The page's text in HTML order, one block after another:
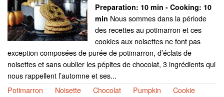
Preparation: 10 min - Cooking: 10
min Nous sommes dans la période
des recettes au potimarron et ces
cookies aux noisettes ne font pas
exception composées de purée de potimarron, d’éclats de
noisettes et sans oublier les pépites de chocolat, 3 ingrédients qui
nous rappellent l’automne et ses...
Potimarron
Noisette Chocolat Pumpkin Cookie